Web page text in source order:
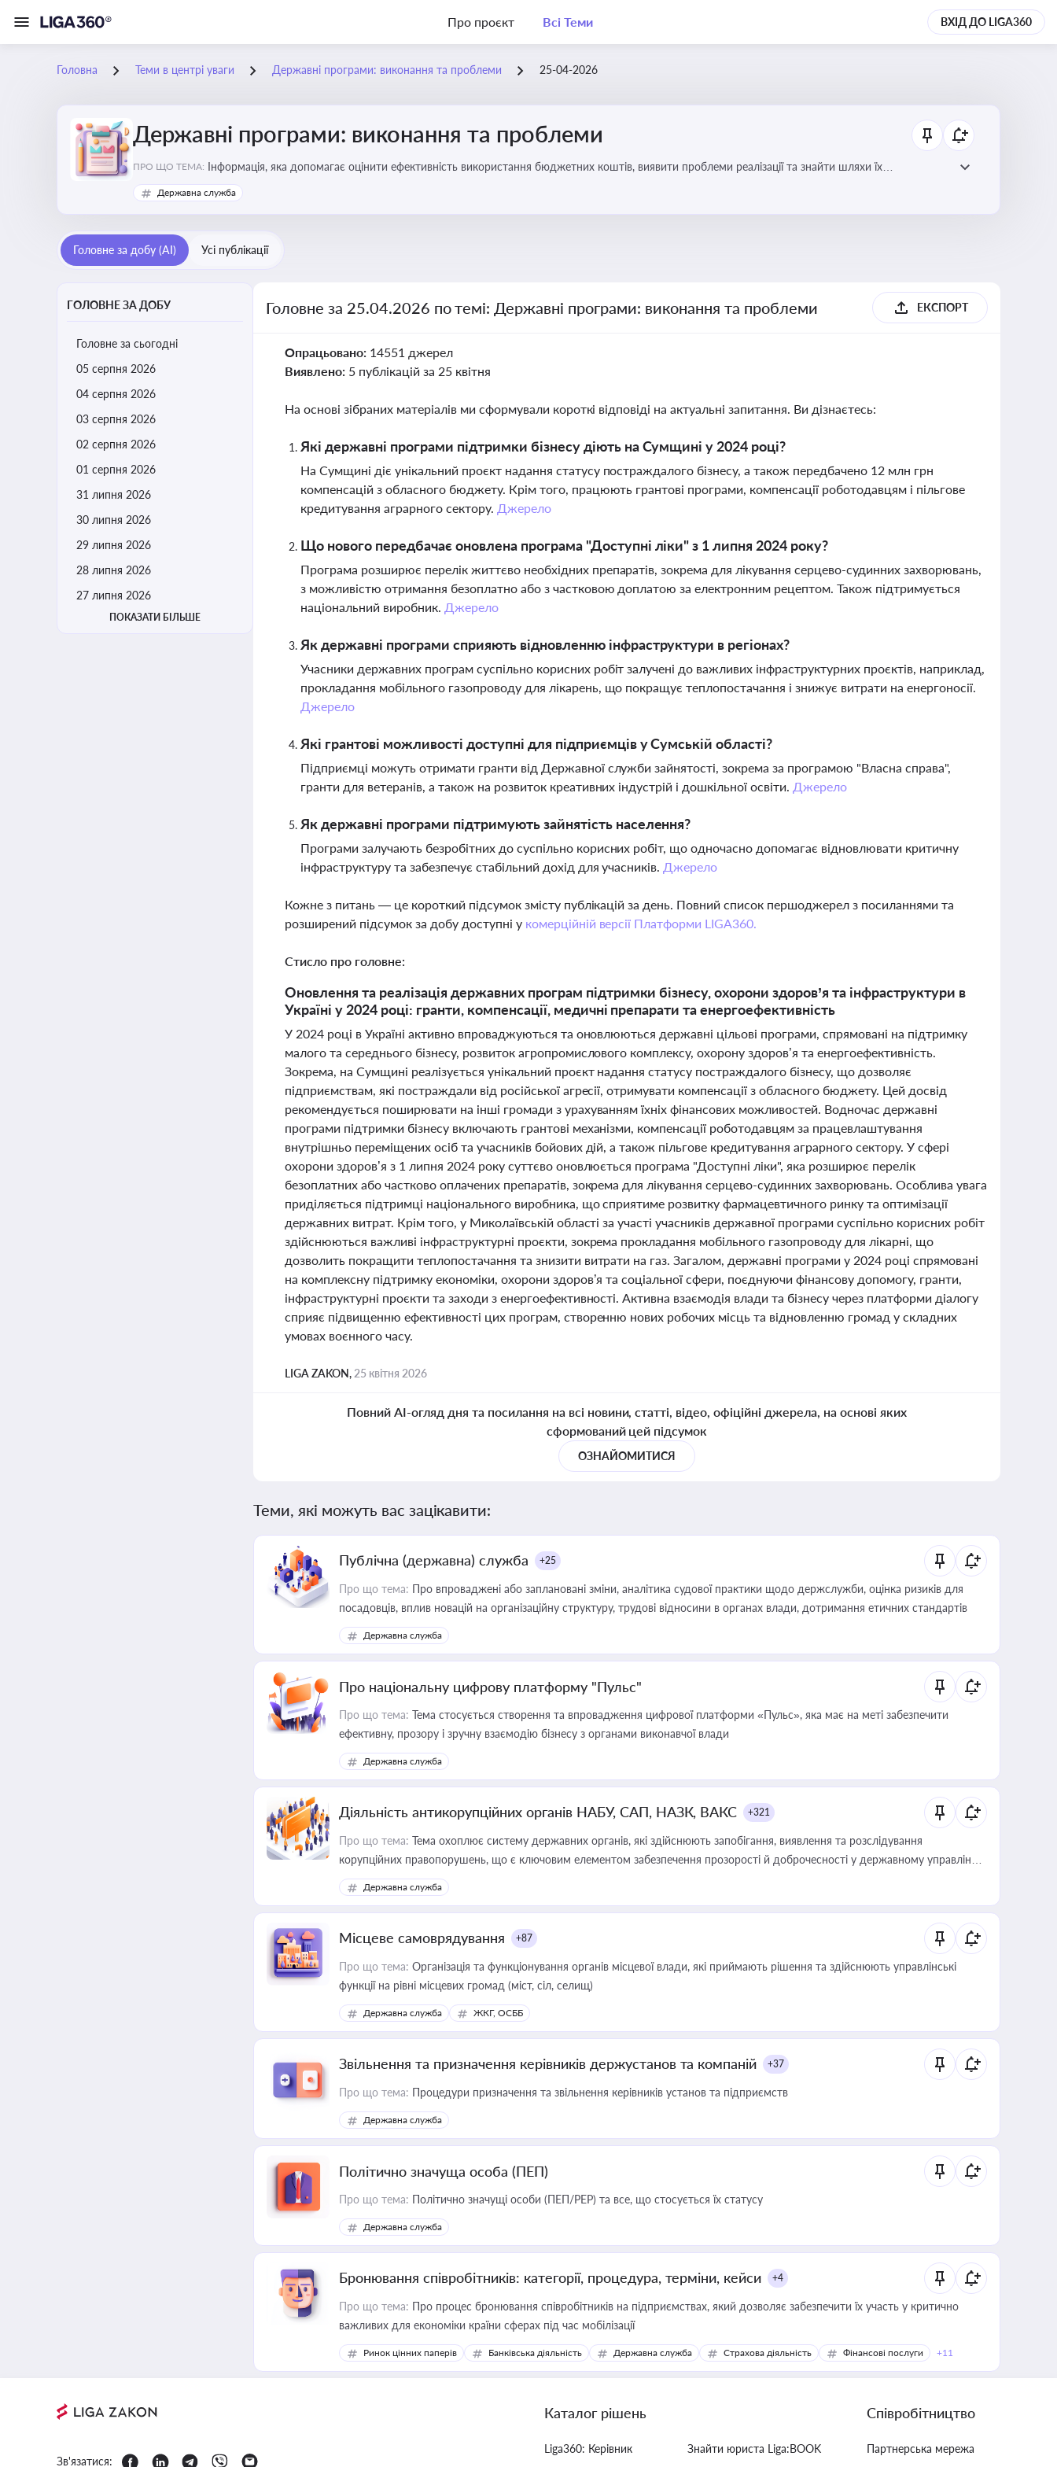
Про проєкт Всі Теми ВХІД ДО LIGA360
Головна Теми в центрі уваги Державні програми: виконання та проблеми 25-04-2026
Державні програми: виконання та проблеми
ПРО ЩО ТЕМА: Інформація, яка допомагає оцінити ефективність використання бюджетних коштів, виявити проблеми реалізації та знайти шляхи їх
удосконалення
Державна служба
Головне за добу (AI) Усі публікації
ГОЛОВНЕ ЗА ДОБУ
Головне за сьогодні
05 серпня 2026
04 серпня 2026
03 серпня 2026
02 серпня 2026
01 серпня 2026
31 липня 2026
30 липня 2026
29 липня 2026
28 липня 2026
27 липня 2026
ПОКАЗАТИ БІЛЬШЕ
Головне за 25.04.2026 по темі: Державні програми: виконання та проблеми ЕКСПОРТ
Опрацьовано: 14551 джерел
Виявлено: 5 публікацій за 25 квітня
На основі зібраних матеріалів ми сформували короткі відповіді на актуальні запитання. Ви дізнаєтесь:
Які державні програми підтримки бізнесу діють на Сумщині у 2024 році?
На Сумщині діє унікальний проєкт надання статусу постраждалого бізнесу, а також передбачено 12 млн грн
компенсацій з обласного бюджету. Крім того, працюють грантові програми, компенсації роботодавцям і пільгове
кредитування аграрного сектору. Джерело
Що нового передбачає оновлена програма "Доступні ліки" з 1 липня 2024 року?
Програма розширює перелік життєво необхідних препаратів, зокрема для лікування серцево-судинних захворювань,
з можливістю отримання безоплатно або з частковою доплатою за електронним рецептом. Також підтримується
національний виробник. Джерело
Як державні програми сприяють відновленню інфраструктури в регіонах?
Учасники державних програм суспільно корисних робіт залучені до важливих інфраструктурних проєктів, наприклад,
прокладання мобільного газопроводу для лікарень, що покращує теплопостачання і знижує витрати на енергоносії.
Джерело
Які грантові можливості доступні для підприємців у Сумській області?
Підприємці можуть отримати гранти від Державної служби зайнятості, зокрема за програмою "Власна справа",
гранти для ветеранів, а також на розвиток креативних індустрій і дошкільної освіти. Джерело
Як державні програми підтримують зайнятість населення?
Програми залучають безробітних до суспільно корисних робіт, що одночасно допомагає відновлювати критичну
інфраструктуру та забезпечує стабільний дохід для учасників. Джерело
Кожне з питань — це короткий підсумок змісту публікацій за день. Повний список першоджерел з посиланнями та
розширений підсумок за добу доступні у комерційній версії Платформи LIGA360.
Стисло про головне:
Оновлення та реалізація державних програм підтримки бізнесу, охорони здоров’я та інфраструктури в
Україні у 2024 році: гранти, компенсації, медичні препарати та енергоефективність
У 2024 році в Україні активно впроваджуються та оновлюються державні цільові програми, спрямовані на підтримку
малого та середнього бізнесу, розвиток агропромислового комплексу, охорону здоров’я та енергоефективність.
Зокрема, на Сумщині реалізується унікальний проєкт надання статусу постраждалого бізнесу, що дозволяє
підприємствам, які постраждали від російської агресії, отримувати компенсації з обласного бюджету. Цей досвід
рекомендується поширювати на інші громади з урахуванням їхніх фінансових можливостей. Водночас державні
програми підтримки бізнесу включають грантові механізми, компенсації роботодавцям за працевлаштування
внутрішньо переміщених осіб та учасників бойових дій, а також пільгове кредитування аграрного сектору. У сфері
охорони здоров’я з 1 липня 2024 року суттєво оновлюється програма "Доступні ліки", яка розширює перелік
безоплатних або частково оплачених препаратів, зокрема для лікування серцево-судинних захворювань. Особлива увага
приділяється підтримці національного виробника, що сприятиме розвитку фармацевтичного ринку та оптимізації
державних витрат. Крім того, у Миколаївській області за участі учасників державної програми суспільно корисних робіт
здійснюються важливі інфраструктурні проєкти, зокрема прокладання мобільного газопроводу для лікарні, що
дозволить покращити теплопостачання та знизити витрати на газ. Загалом, державні програми у 2024 році спрямовані
на комплексну підтримку економіки, охорони здоров’я та соціальної сфери, поєднуючи фінансову допомогу, гранти,
інфраструктурні проєкти та заходи з енергоефективності. Активна взаємодія влади та бізнесу через платформи діалогу
сприяє підвищенню ефективності цих програм, створенню нових робочих місць та відновленню громад у складних
умовах воєнного часу.
LIGA ZAKON, 25 квітня 2026
Повний AI-огляд дня та посилання на всі новини, статті, відео, офіційні джерела, на основі яких
сформований цей підсумок
ОЗНАЙОМИТИСЯ
Теми, які можуть вас зацікавити:
Публічна (державна) служба +25
Про що тема: Про впроваджені або заплановані зміни, аналітика судової практики щодо держслужби, оцінка ризиків для
посадовців, вплив новацій на організаційну структуру, трудові відносини в органах влади, дотримання етичних стандартів
Державна служба
Про національну цифрову платформу "Пульс"
Про що тема: Тема стосується створення та впровадження цифрової платформи «Пульс», яка має на меті забезпечити
ефективну, прозору і зручну взаємодію бізнесу з органами виконавчої влади
Державна служба
Діяльність антикорупційних органів НАБУ, САП, НАЗК, ВАКС +321
Про що тема: Тема охоплює систему державних органів, які здійснюють запобігання, виявлення та розслідування
корупційних правопорушень, що є ключовим елементом забезпечення прозорості й доброчесності у державному управлінні
та бізнесі
Державна служба
Місцеве самоврядування +87
Про що тема: Організація та функціонування органів місцевої влади, які приймають рішення та здійснюють управлінські
функції на рівні місцевих громад (міст, сіл, селищ)
Державна служба ЖКГ, ОСББ
Звільнення та призначення керівників держустанов та компаній +37
Про що тема: Процедури призначення та звільнення керівників установ та підприємств
Державна служба
Політично значуща особа (ПЕП)
Про що тема: Політично значущі особи (ПЕП/PEP) та все, що стосується їх статусу
Державна служба
Бронювання співробітників: категорії, процедура, терміни, кейси +4
Про що тема: Про процес бронювання співробітників на підприємствах, який дозволяє забезпечити їх участь у критично
важливих для економіки країни сферах під час мобілізації
Ринок цінних паперів Банківська діяльність Державна служба Страхова діяльність Фінансові послуги +11
Зв'язатися:
Каталог рішень
Liga360: Керівник Знайти юриста Liga:BOOK
Співробітництво
Партнерська мережа